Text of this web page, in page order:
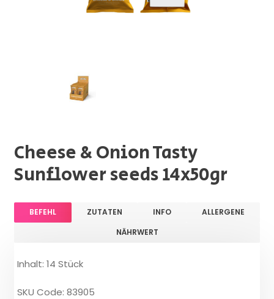
Cheese & Onion Tasty
Sunflower seeds 14x50gr
BEFEHL ZUTATEN INFO
ALLERGENE
NÄHRWERT
Inhalt: 14 Stück
SKU Code: 83905